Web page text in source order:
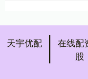
天宇优配
在线配
股